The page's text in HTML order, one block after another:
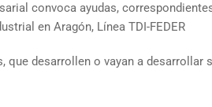
convoca ayudas,
en Aragón, Línea TDI-FEDER
que desarrollen o vayan a desarrollar